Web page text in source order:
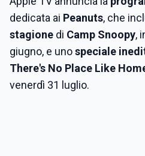
dedicata ai Peanuts, che
stagione di Camp Snoopy,
giugno, e unospeciale
There's No Place Like
venerdì 31 luglio.